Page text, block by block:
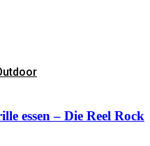
essen – Die Reel Rock